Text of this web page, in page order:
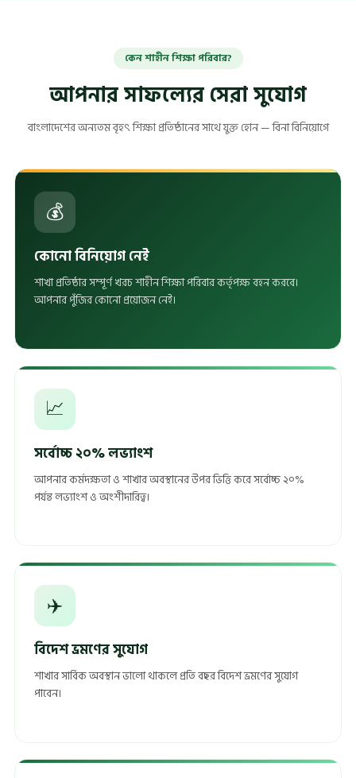
কেন শাহীন শিক্ষা পরিবার?
আপনার সাফল্যের সেরা সুযোগ
বাংলাদেশের অন্যতম বৃহৎ শিক্ষা প্রতিষ্ঠানের সাথে যুক্ত হোন — বিনা বিনিয়োগে
💰
কোনো বিনিয়োগ নেই
শাখা প্রতিষ্ঠার সম্পূর্ণ খরচ শাহীন শিক্ষা পরিবার কর্তৃপক্ষ বহন করবে।
আপনার পুঁজির কোনো প্রয়োজন নেই।
📈
সর্বোচ্চ ২০% লভ্যাংশ
আপনার কর্মদক্ষতা ও শাখার অবস্থানের উপর ভিত্তি করে সর্বোচ্চ ২০%
পর্যন্ত লভ্যাংশ ও অংশীদারিত্ব।
✈️
বিদেশ ভ্রমণের সুযোগ
শাখার সার্বিক অবস্থান ভালো থাকলে প্রতি বছর বিদেশ ভ্রমণের সুযোগ
পাবেন।